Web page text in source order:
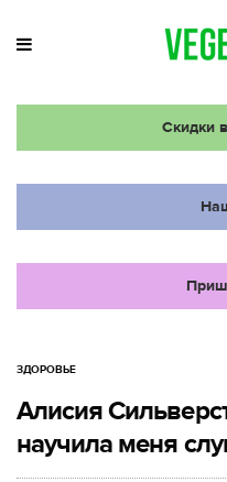
Скидки
ЗДОРОВЬЕ
Алисия
научила меня